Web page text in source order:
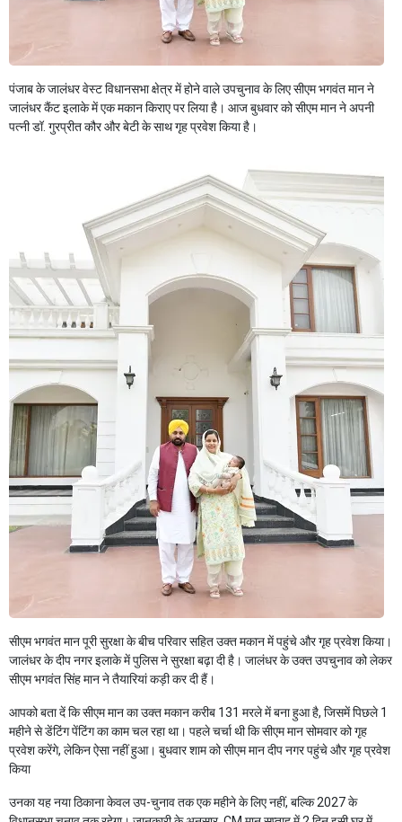
पंजाब के जालंधर वेस्ट विधानसभा क्षेत्र में होने वाले उपचुनाव के लिए सीएम भगवंत मान ने
जालंधर कैंट इलाके में एक मकान किराए पर लिया है। आज बुधवार को सीएम मान ने अपनी
पत्नी डॉ. गुरप्रीत कौर और बेटी के साथ गृह प्रवेश किया है।
सीएम भगवंत मान पूरी सुरक्षा के बीच परिवार सहित उक्त मकान में पहुंचे और गृह प्रवेश किया।
जालंधर के दीप नगर इलाके में पुलिस ने सुरक्षा बढ़ा दी है। जालंधर के उक्त उपचुनाव को लेकर
सीएम भगवंत सिंह मान ने तैयारियां कड़ी कर दी हैं।
आपको बता दें कि सीएम मान का उक्त मकान करीब 131 मरले में बना हुआ है, जिसमें पिछले 1
महीने से डेंटिंग पेंटिंग का काम चल रहा था। पहले चर्चा थी कि सीएम मान सोमवार को गृह
प्रवेश करेंगे, लेकिन ऐसा नहीं हुआ। बुधवार शाम को सीएम मान दीप नगर पहुंचे और गृह प्रवेश
किया
उनका यह नया ठिकाना केवल उप-चुनाव तक एक महीने के लिए नहीं, बल्कि 2027 के